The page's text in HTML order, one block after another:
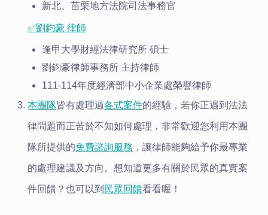
新北、苗栗地方法院司法事務官
✅劉鈞豪 律師
逢甲大學財經法律研究所 碩士
劉鈞豪律師事務所 主持律師
111-114年度經濟部中小企業處榮譽律師
本團隊皆有處理過各式案件的經驗，若你正遇到法法
律問題而正苦於不知如何處理，非常歡迎您利用本團
隊所提供的免費諮詢服務 ，讓律師能夠給予你最專業
的處理建議及方向。想知道更多有關於民眾的真實案
件回饋？也可以到 民眾回饋看看喔！